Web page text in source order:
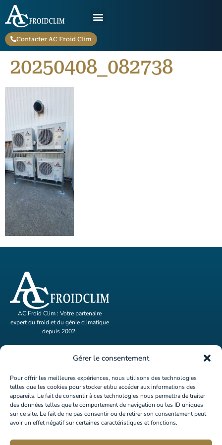
Gérer le consentement
Pour offrir les meilleures expériences, nous utilisons des technologies
telles que les cookies pour stocker et/ou accéder aux informations des
appareils. Le fait de consentir à ces technologies nous permettra de traiter
des données telles que le comportement de navigation ou les ID uniques
sur ce site. Le fait de ne pas consentir ou de retirer son consentement peut
avoir un effet négatif sur certaines caractéristiques et fonctions.
Contacter AC Froid Clim
20250408_082738
AC Froid Clim : Votre partenaire
expert du froid et du génie climatique
depuis 2002.
A PROPOS
RÉFÉRENCES
Contacter AC Froid Clim